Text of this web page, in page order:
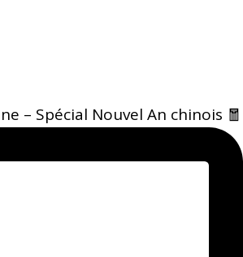
– Spécial Nouvel An chinois 🧧